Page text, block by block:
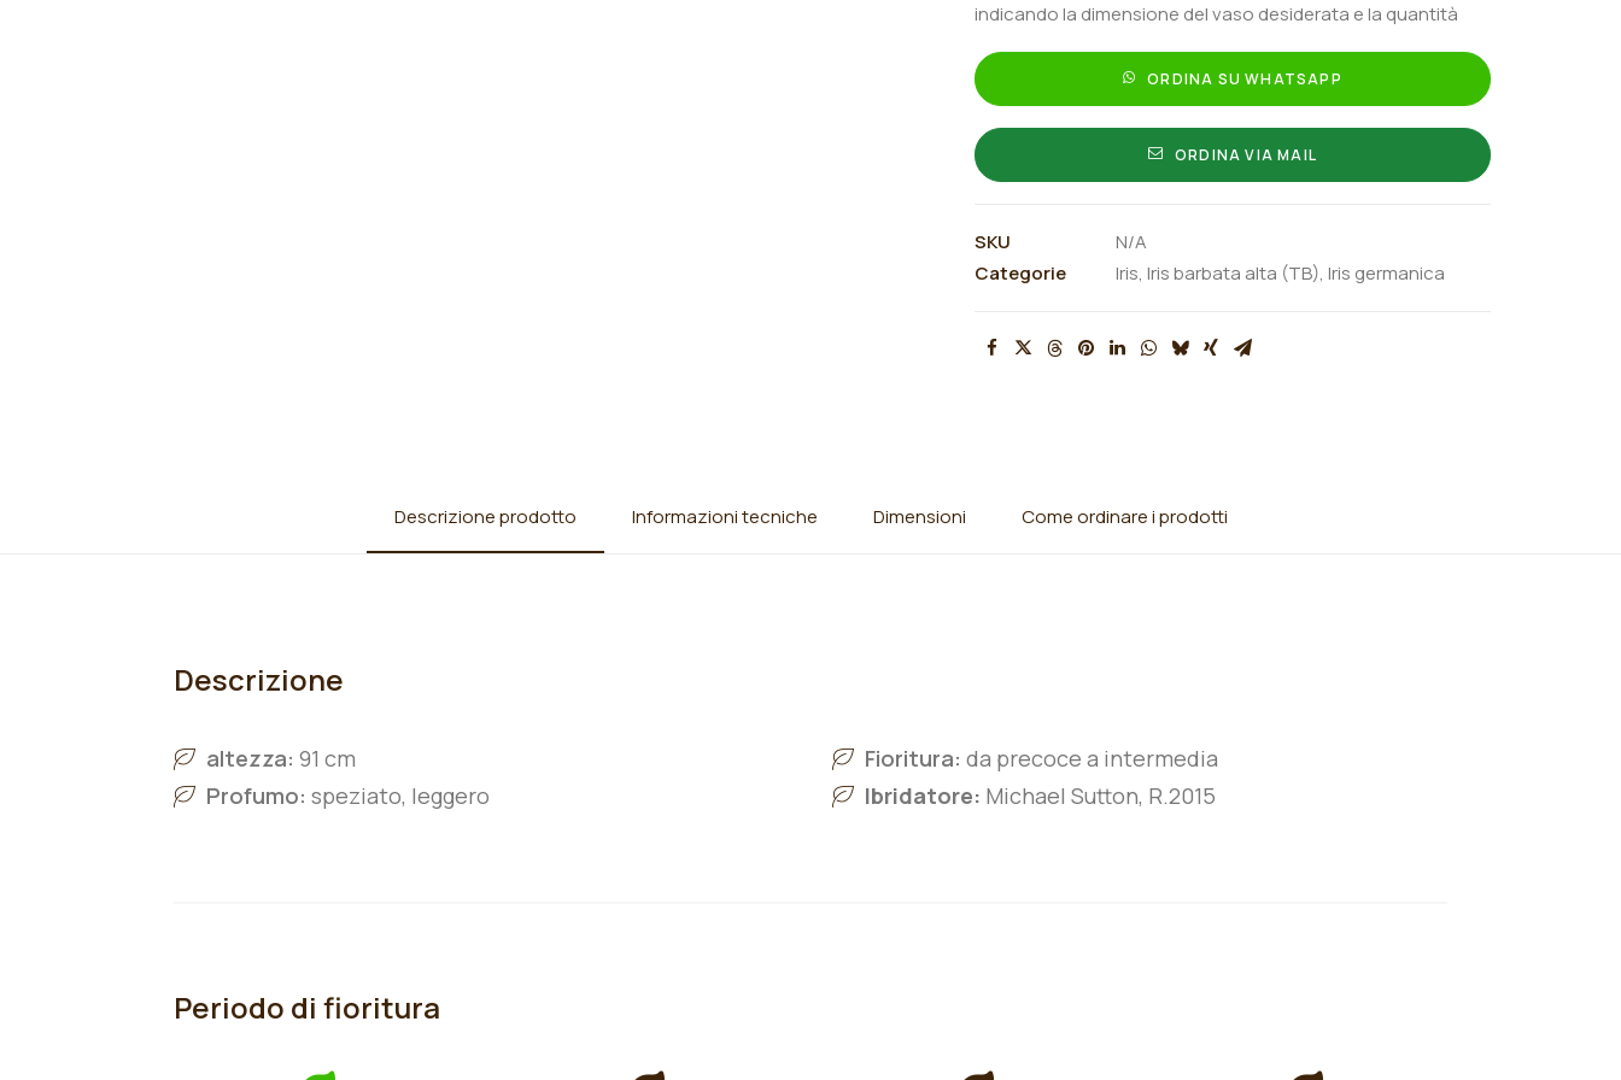
indicando la dimensione del vaso desiderata e la quantità
ORDINA SU WHATSAPP
ORDINA VIA MAIL
SKU
N/A
Categorie
Iris, Iris barbata alta (TB), Iris germanica
Descrizione prodotto Informazioni tecniche Dimensioni Come ordinare i prodotti
Descrizione
altezza: 91 cm
Profumo: speziato, leggero
Fioritura: da precoce a intermedia
Ibridatore: Michael Sutton, R.2015
Periodo di fioritura